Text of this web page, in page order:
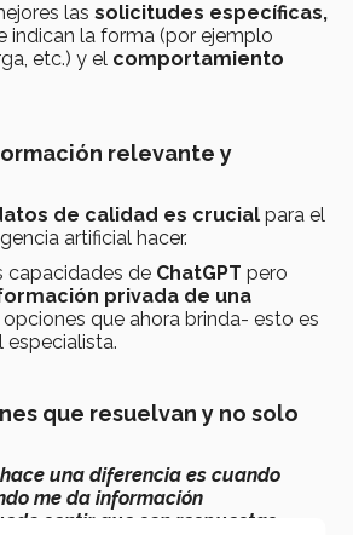
las solicitudes específicas,
indican la forma (por ejemplo
etc.) y el comportamiento
relevante y
de calidad es crucial para el
artificial hacer.
capacidades de ChatGPT pero
privada de una
que ahora brinda- esto es
especialista.
que resuelvan y no solo
una diferencia es cuando
me da información
sentir que son respuestas